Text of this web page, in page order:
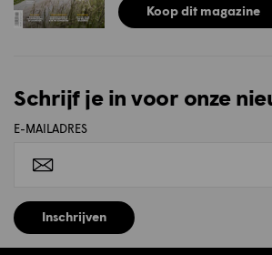
Koop dit magazine
Schrijf je in voor onze
E-MAILADRES
Inschrijven